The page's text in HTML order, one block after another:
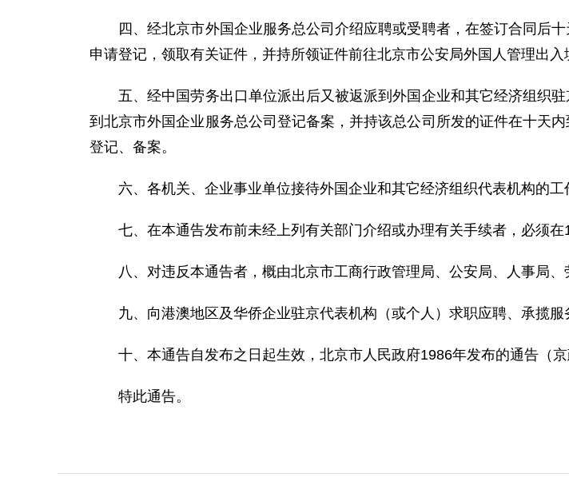
四、经北京市外国企业服务总公司介绍应聘或受聘者，在签订合同后十
申请登记，领取有关证件，并持所领证件前往北京市公安局外国人管理出入
五、经中国劳务出口单位派出后又被返派到外国企业和其它经济组织驻
到北京市外国企业服务总公司登记备案，并持该总公司所发的证件在十天
登记、备案。
六、各机关、企业事业单位接待外国企业和其它经济组织代表机构的工
七、在本通告发布前未经上列有关部门介绍或办理有关手续者，必须在
八、对违反本通告者，概由北京市工商行政管理局、公安局、人事局、
九、向港澳地区及华侨企业驻京代表机构（或个人）求职应聘、承揽服
十、本通告自发布之日起生效，北京市人民政府1986年发布的通告（京
特此通告。